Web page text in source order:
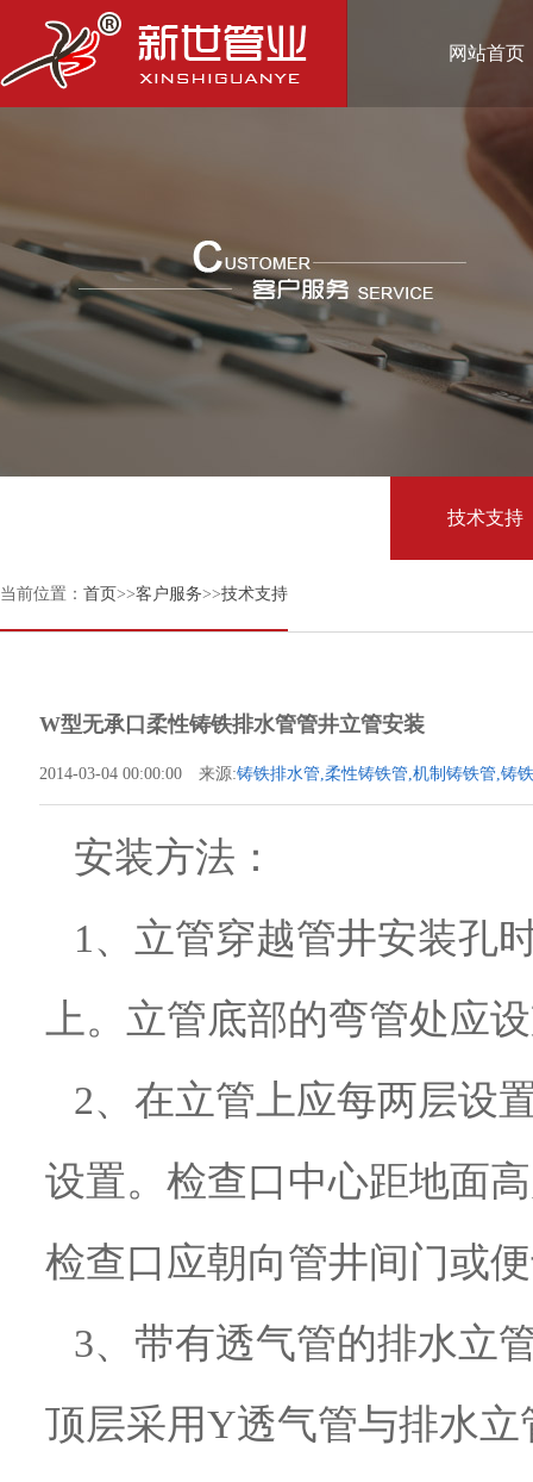
网站首页
技术支持
当前位置： 首页>>客户服务>>技术支持
W型无承口柔性铸铁排水管管井立管安装
2014-03-04 00:00:00 来源:铸铁排水管,柔性铸铁管,机制铸铁管,铸
安装方法：
1、立管穿越管井安装孔
上。立管底部的弯管处应
2、在立管上应每两层设
设置。检查口中心距地面
检查口应朝向管井间门或
3、带有透气管的排水立
顶层采用Y透气管与排水